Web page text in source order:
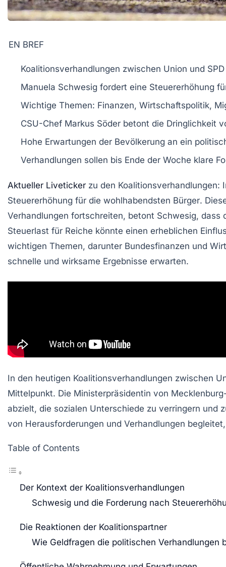
EN BREF
Koalitionsverhandlungen zwischen Union und
Manuela Schwesig fordert eine Steuererhöhung
Wichtige Themen: Finanzen, Wirtschaftspolitik,
CSU-Chef Markus Söder betont die Dringlichkeit
Hohe Erwartungen der Bevölkerung an ein
Verhandlungen sollen bis Ende der Woche klare
Aktueller Liveticker zu den Koalitionsverhandlungen:
Steuererhöhung für die wohlhabendsten Bürger.
Verhandlungen fortschreiten, betont Schwesig, dass
Steuerlast für Reiche könnte einen erheblichen
wichtigen Themen, darunter Bundesfinanzen und
schnelle und wirksame Ergebnisse erwarten.
In den heutigen Koalitionsverhandlungen zwischen
Mittelpunkt. Die Ministerpräsidentin von
abzielt, die sozialen Unterschiede zu verringern und
von Herausforderungen und Verhandlungen
Table of Contents
Der Kontext der Koalitionsverhandlungen
Schwesig und die Forderung nach
Die Reaktionen der Koalitionspartner
Wie Geldfragen die politischen Verhandlungen